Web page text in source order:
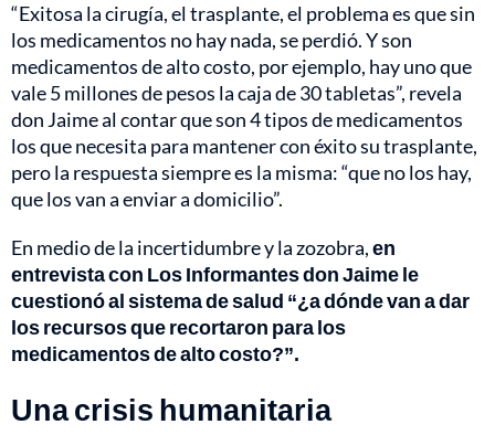
“Exitosa la cirugía, el trasplante, el problema es que sin
los medicamentos no hay nada, se perdió. Y son
medicamentos de alto costo, por ejemplo, hay uno que
vale 5 millones de pesos la caja de 30 tabletas”, revela
don Jaime al contar que son 4 tipos de medicamentos
los que necesita para mantener con éxito su trasplante,
pero la respuesta siempre es la misma: “que no los hay,
que los van a enviar a domicilio”.
En medio de la incertidumbre y la zozobra,en
entrevista con Los Informantes don Jaime le
cuestionó al sistema de salud “¿a dónde van a dar
los recursos que recortaron para los
medicamentos de alto costo?”.
Una crisis humanitaria